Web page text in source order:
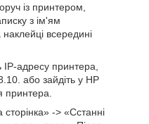
із принтером,
з ім'ям
всередині
IP-адресу принтера,
або зайдіть у HP
принтера.
сторінка» -> «Сстанні